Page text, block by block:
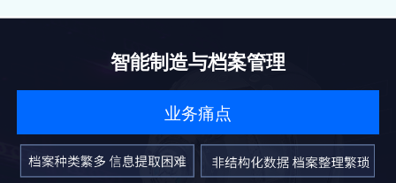
智能制造与档案管理
业务痛点